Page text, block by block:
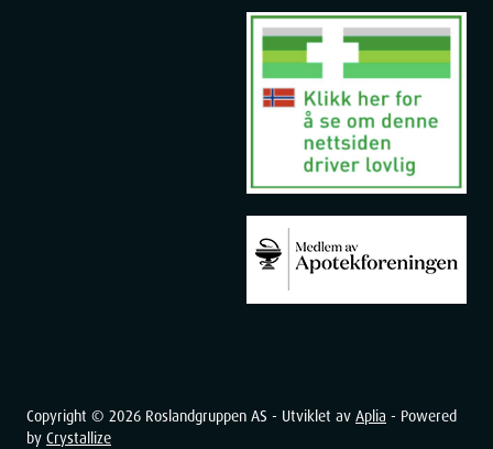
Copyright © 2026 Roslandgruppen AS - Utviklet av Aplia - Powered
by Crystallize